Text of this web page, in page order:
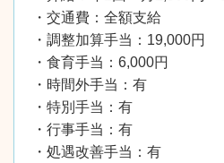
・交通費：全額支給
・調整加算手当：19,000円
・食育手当：6,000円
・時間外手当：有
・特別手当：有
・行事手当：有
・処遇改善手当：有